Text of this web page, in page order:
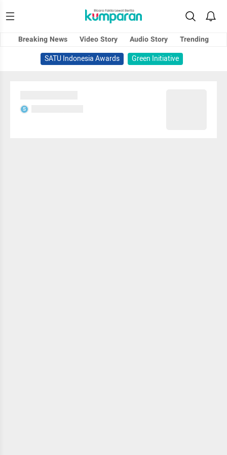
Breaking News Video Story Audio Story
Trending
SATU Indonesia Awards
Green Initiative
S